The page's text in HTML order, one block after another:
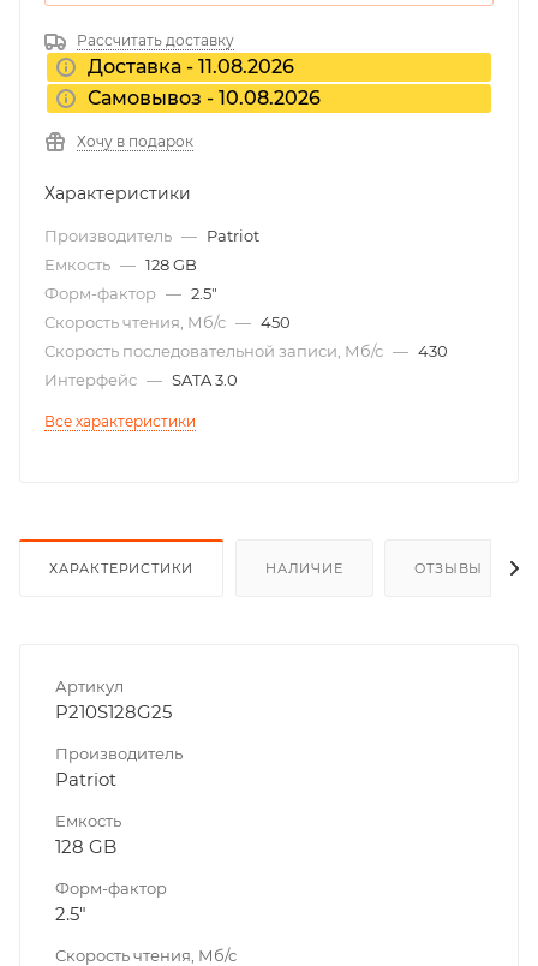
Рассчитать доставку
Доставка - 11.08.2026
Самовывоз - 10.08.2026
Хочу в подарок
Характеристики
Производитель — Patriot
Емкость — 128 GB
Форм-фактор — 2.5"
Скорость чтения, Мб/с — 450
Скорость последовательной записи, Мб/с — 430
Интерфейс — SATA 3.0
Все характеристики
ХАРАКТЕРИСТИКИ НАЛИЧИЕ ОТЗЫВЫ
Артикул
P210S128G25
Производитель
Patriot
Емкость
128 GB
Форм-фактор
2.5"
Скорость чтения, Мб/с